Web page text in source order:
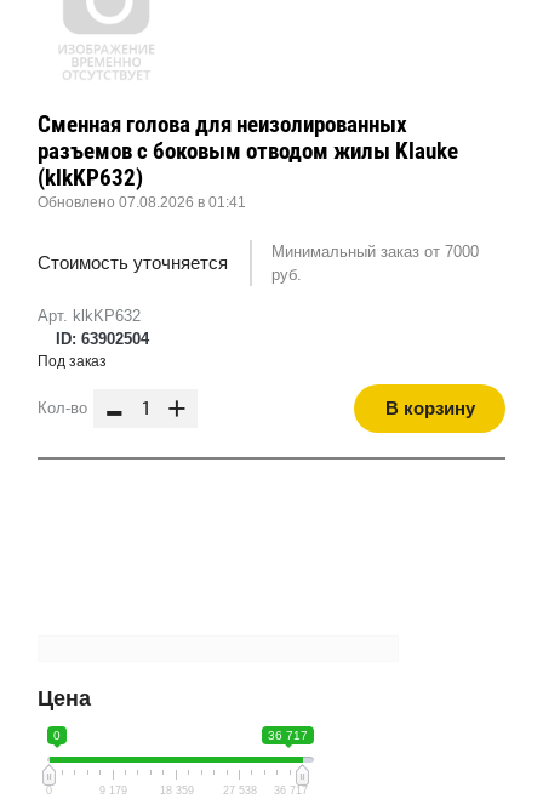
Цена
0 36 717
0 9 179 18 359 27 538 36 717
Арт. klkKP632
ID: 63902504
Сменная голова для неизолированных
разъемов с боковым отводом жилы Klauke
(klkKP632)
Обновлено 07.08.2026 в 01:41
Стоимость уточняется
Минимальный заказ от 7000
руб.
Под заказ
Кол-во - + В корзину